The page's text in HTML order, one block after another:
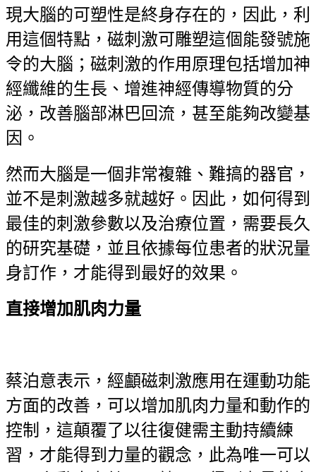
現大腦的可塑性是終身存在的，因此，利
用這個特點，磁刺激可雕塑這個能發號施
令的大腦；磁刺激的作用原理包括增加神
經纖維的生長、增進神經傳導物質的分
泌，改善腦部淋巴回流，甚至能夠改變基
因。
然而大腦是一個非常複雜、難搞的器官，
並不是刺激越多就越好。因此，如何得到
最佳的刺激參數以及治療位置，需要長久
的研究基礎，並且依據每位患者的狀況量
身訂作，才能得到最好的效果。
直接增加肌肉力量
蔡泊意表示，經顱磁刺激應用在運動功能
方面的改善，可以增加肌肉力量和動作的
控制，這顛覆了以往復健需主動持續練
習，才能得到力量的觀念，此為唯一可以